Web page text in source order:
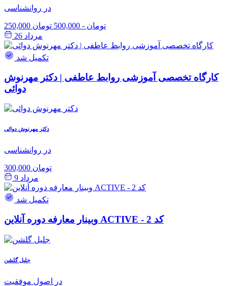
در روانشناسی
250,000 تومان - 500,000 تومان
مرداد 26
تکمیل شد
کارگاه تخصصی آموزشی روابط عاطفی | دکتر مهرنوش
دوائی
دکتر مهرنوش دوائی
در روانشناسی
300,000 تومان
مرداد 9
تکمیل شد
وبینار معارفه دوره آنلاین ACTIVE - کد 2
جلیل گلشن
در اصول موفقیت